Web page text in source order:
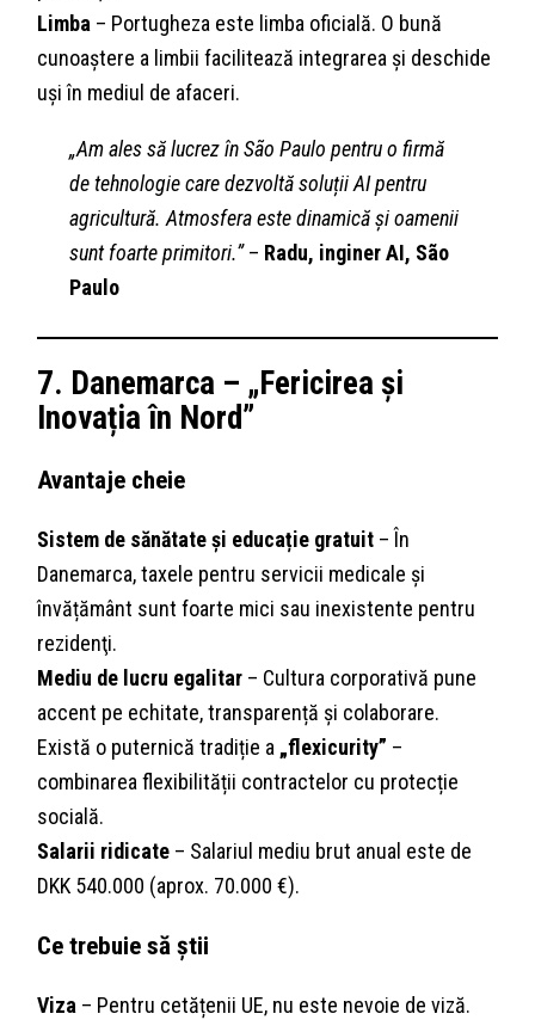
Limba – Portugheza este limba oficială. O bună
cunoaștere a limbii facilitează integrarea și deschide
uși în mediul de afaceri.
„Am ales să lucrez în São Paulo pentru o firmă
de tehnologie care dezvoltă soluții AI pentru
agricultură. Atmosfera este dinamică și oamenii
sunt foarte primitori.”– Radu, inginer AI, São
Paulo
7. Danemarca – „Fericirea și
Inovația în Nord”
Avantaje cheie
Sistem de sănătate și educație gratuit – În
Danemarca, taxele pentru servicii medicale și
învățământ sunt foarte mici sau inexistente pentru
rezidenţi.
Mediu de lucru egalitar – Cultura corporativă pune
accent pe echitate, transparență și colaborare.
Există o puternică tradiție a „flexicurity” –
combinarea flexibilității contractelor cu protecție
socială.
Salarii ridicate – Salariul mediu brut anual este de
DKK 540.000 (aprox. 70.000 €).
Ce trebuie să știi
Viza – Pentru cetățenii UE, nu este nevoie de viză.